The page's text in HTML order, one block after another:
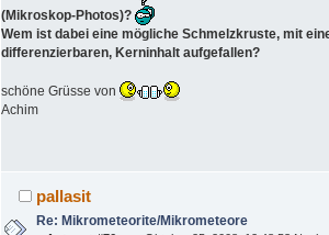
(Mikroskop-Photos)?
Wem ist dabei eine mögliche Schmelzkruste, mit
differenzierbaren, Kerninhalt aufgefallen?
schöne Grüsse von
Achim
pallasit
Re: Mikrometeorite/Mikrometeore